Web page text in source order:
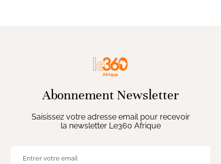
Abonnement Newsletter
Saisissez votre adresse email pour recevoir
la newsletter Le360 Afrique